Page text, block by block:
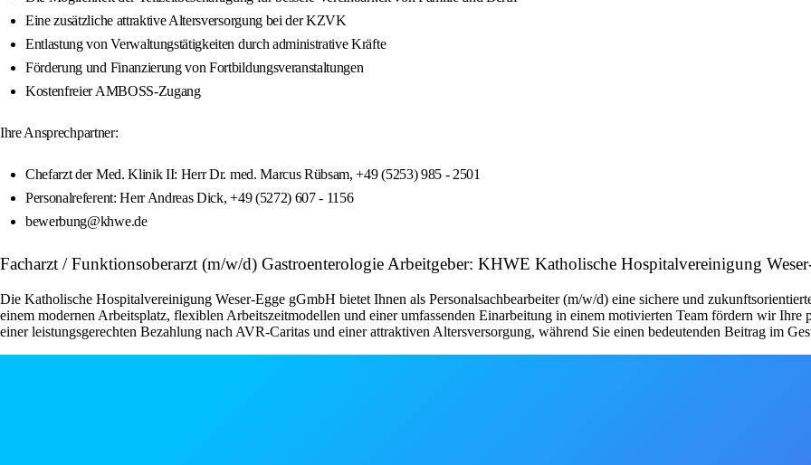
Eine zusätzliche attraktive Altersversorgung bei der KZVK
Entlastung von Verwaltungstätigkeiten durch administrative Kräfte
Förderung und Finanzierung von Fortbildungsveranstaltungen
Kostenfreier AMBOSS-Zugang
Ihre Ansprechpartner:
Chefarzt der Med. Klinik II: Herr Dr. med. Marcus Rübsam, +49 (5253) 985 - 2501
Personalreferent: Herr Andreas Dick, +49 (5272) 607 - 1156
bewerbung@khwe.de
Facharzt / Funktionsoberarzt (m/w/d) Gastroenterologie Arbeitgeber: KHWE Katholische Hospitalvereinigung
Die Katholische Hospitalvereinigung Weser-Egge gGmbH bietet Ihnen als Personalsachbearbeiter (m/w/d) eine sichere und
einem modernen Arbeitsplatz, flexiblen Arbeitszeitmodellen und einer umfassenden Einarbeitung in einem motivierten Team fördern wir
einer leistungsgerechten Bezahlung nach AVR-Caritas und einer attraktiven Altersversorgung, während Sie einen bedeutenden Beitrag im